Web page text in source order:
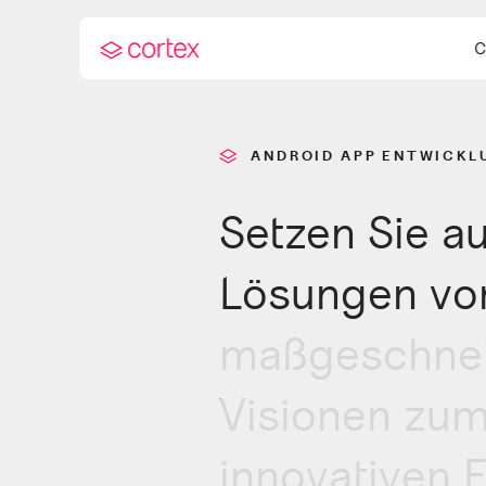
ANDROID APP
Setzen Sie
Lösungen
Visionen
innovativen